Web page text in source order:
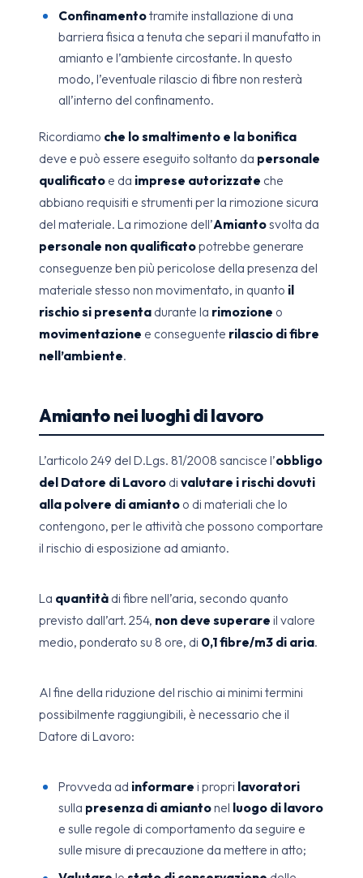
Confinamentotramite installazione di una
barriera fisica a tenuta che separi il manufatto in
amianto e l’ambiente circostante. In questo
modo, l’eventuale rilascio di fibre non resterà
all’interno del confinamento.
Ricordiamo che lo smaltimento e la bonifica
deve e può essere eseguito soltanto da personale
qualificato e da imprese autorizzate che
abbiano requisiti e strumenti per la rimozione sicura
del materiale. La rimozione dell’Amiantosvolta da
personale non qualificatopotrebbe generare
conseguenze ben più pericolose della presenza del
materiale stesso non movimentato, in quanto il
rischio si presenta durante la rimozione o
movimentazione e conseguente rilascio di fibre
nell’ambiente.
Amianto nei luoghi di lavoro
L’articolo 249 del D.Lgs. 81/2008 sancisce l’obbligo
del Datore di Lavoro di valutare i rischi dovuti
alla polvere di amianto o di materiali che lo
contengono, per le attività che possono comportare
il rischio di esposizione ad amianto.
La quantità di fibre nell’aria, secondo quanto
previsto dall’art. 254, non deve superare il valore
medio, ponderato su 8 ore, di 0,1 fibre/m3 di aria.
Al fine della riduzione del rischio ai minimi termini
possibilmente raggiungibili, è necessario che il
Datore di Lavoro:
Provveda ad informare i propri lavoratori
sulla presenza di amiantonel luogo di lavoro
e sulle regole di comportamento da seguire e
sulle misure di precauzione da mettere in atto;